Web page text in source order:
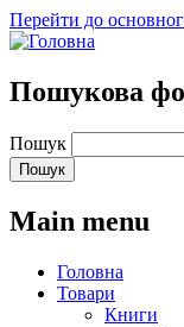
Перейти до
Пошукова
Пошук
Main menu
Головна
Товари
Книги